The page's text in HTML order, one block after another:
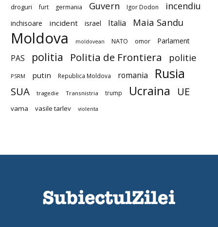
droguri furt germania Guvern Igor Dodon incendiu
inchisoare incident israel Italia Maia Sandu
Moldova moldovean NATO omor Parlament
PAS politia Politia de Frontiera politie
PSRM putin Republica Moldova romania Rusia
SUA tragedie Transnistria trump Ucraina UE
vama vasile tarlev violenta